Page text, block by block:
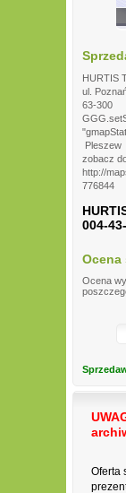
HURTIS
ul.
63-300
Pleszew
zobacz
http://
776844
004-
Ocena
Ocena
Oferta